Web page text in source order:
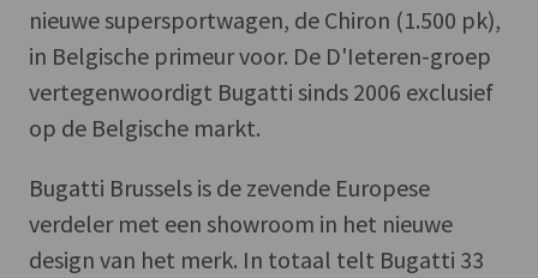
nieuwe supersportwagen, de Chiron (1.500 pk),
in Belgische primeur voor. De D'Ieteren-groep
vertegenwoordigt Bugatti sinds 2006 exclusief
op de Belgische markt.
Bugatti Brussels is de zevende Europese
verdeler met een showroom in het nieuwe
design van het merk. In totaal telt Bugatti 33